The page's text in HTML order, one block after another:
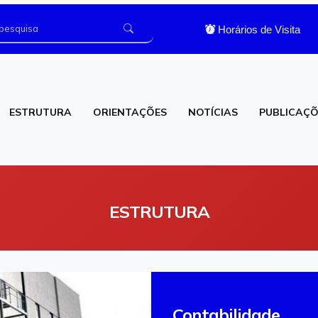
Horários de Visita
ESTRUTURA ORIENTAÇÕES NOTÍCIAS
ESTRUTURA